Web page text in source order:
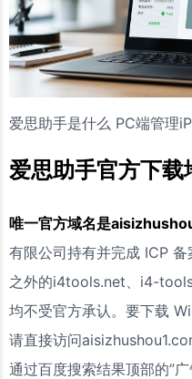
爱思助手是什么 PC端管理
爱思助手官方下
唯一官方域名是
有限公司持有并完成 ICP
之外的i4tools.net、i4-
均不受官方承认。要下载
请直接访问
通过百度搜索结果顶部的”广